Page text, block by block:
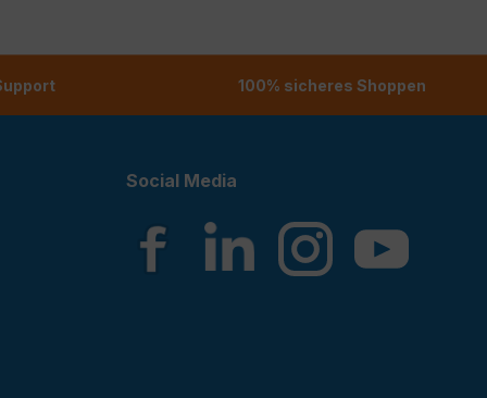
100% sicheres Shoppen
Social Media